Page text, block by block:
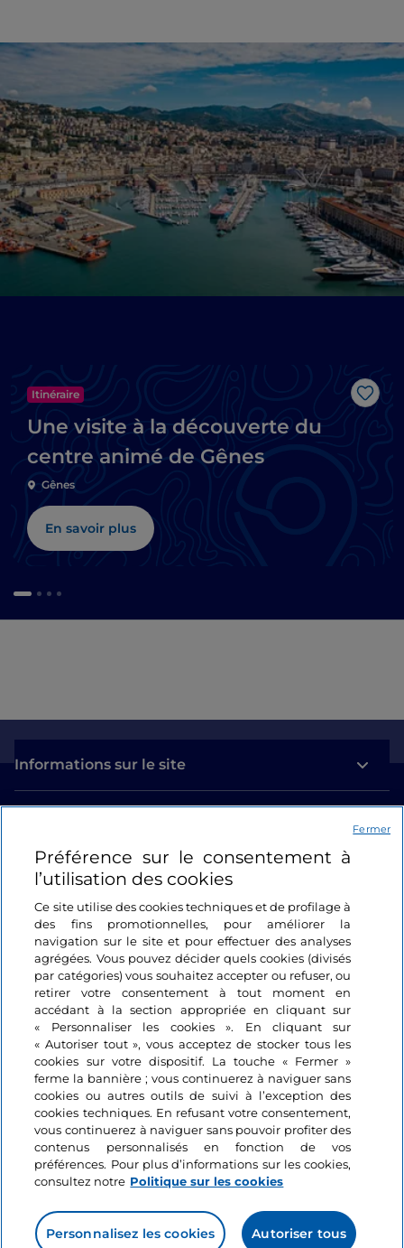
Itinéraire
Une visite à la découverte du
centre animé de Gênes
Gênes
En savoir plus
Informations sur le site
Se connecter
Suivez-nous
Préférence sur le consentement à
l’utilisation des cookies
Ce site utilise des cookies techniques et de profilage à
des fins promotionnelles, pour améliorer la
navigation sur le site et pour effectuer des analyses
agrégées. Vous pouvez décider quels cookies (divisés
par catégories) vous souhaitez accepter ou refuser, ou
retirer votre consentement à tout moment en
accédant à la section appropriée en cliquant sur
« Personnaliser les cookies ». En cliquant sur
« Autoriser tout », vous acceptez de stocker tous les
cookies sur votre dispositif. La touche « Fermer »
ferme la bannière ; vous continuerez à naviguer sans
cookies ou autres outils de suivi à l’exception des
cookies techniques. En refusant votre consentement,
vous continuerez à naviguer sans pouvoir profiter des
contenus personnalisés en fonction de vos
préférences. Pour plus d’informations sur les cookies,
consultez notre Politique sur les cookies
Personnalisez les cookies Autoriser tous
Fermer